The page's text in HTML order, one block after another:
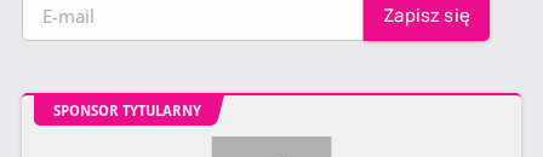
SPONSOR TYTULARNY